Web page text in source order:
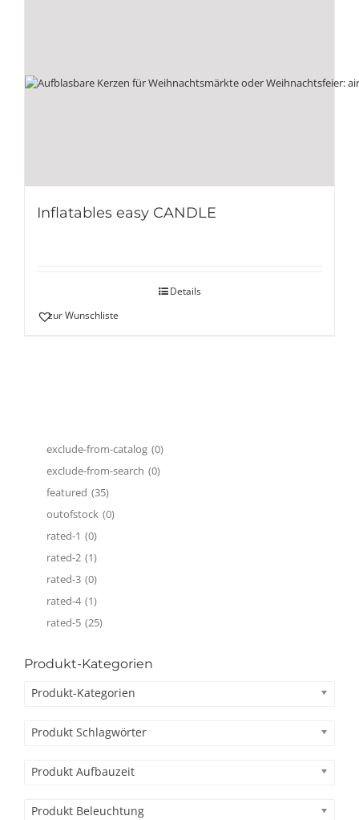
Inflatables easy CANDLE
Details
zur Wunschliste
exclude-from-catalog (0)
exclude-from-search (0)
featured (35)
outofstock (0)
rated-1 (0)
rated-2 (1)
rated-3 (0)
rated-4 (1)
rated-5 (25)
Produkt-Kategorien
Produkt-Kategorien
Produkt Schlagwörter
Produkt Aufbauzeit
Produkt Beleuchtung